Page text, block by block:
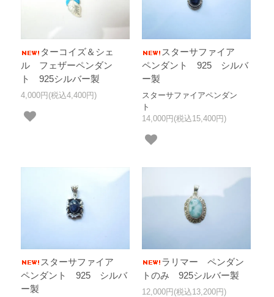
ターコイズ＆シェ
ル フェザーペンダン
ト 925シルバー製
4,000円(税込4,400円)
スターサファイア
ペンダント 925 シルバ
ー製
スターサファイアペンダン
ト
14,000円(税込15,400円)
スターサファイア
ペンダント 925 シルバ
ー製
ラリマー ペンダン
トのみ 925シルバー製
12,000円(税込13,200円)